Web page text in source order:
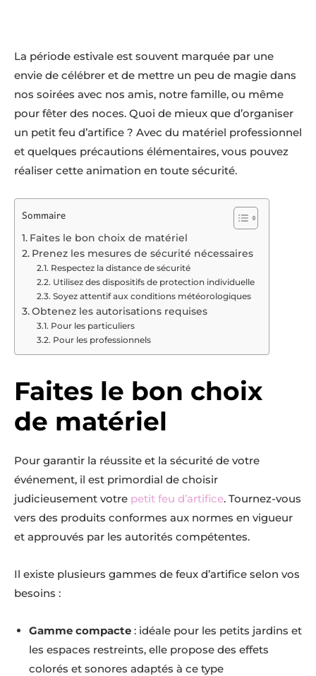
La période estivale est souvent marquée par une
envie de célébrer et de mettre un peu de magie dans
nos soirées avec nos amis, notre famille, ou même
pour fêter des noces. Quoi de mieux que d’organiser
un petit feu d’artifice ? Avec du matériel professionnel
et quelques précautions élémentaires, vous pouvez
réaliser cette animation en toute sécurité.
Sommaire
Faites le bon choix de matériel
Prenez les mesures de sécurité nécessaires
Respectez la distance de sécurité
Utilisez des dispositifs de protection individuelle
Soyez attentif aux conditions météorologiques
Obtenez les autorisations requises
Pour les particuliers
Pour les professionnels
Faites le bon choix
de matériel
Pour garantir la réussite et la sécurité de votre
événement, il est primordial de choisir
judicieusement votre petit feu d’artifice. Tournez-vous
vers des produits conformes aux normes en vigueur
et approuvés par les autorités compétentes.
Il existe plusieurs gammes de feux d’artifice selon vos
besoins :
Gamme compacte : idéale pour les petits jardins et
les espaces restreints, elle propose des effets
colorés et sonores adaptés à ce type